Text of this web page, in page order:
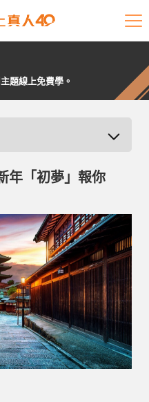
題線上免費學。
年「初夢」報你